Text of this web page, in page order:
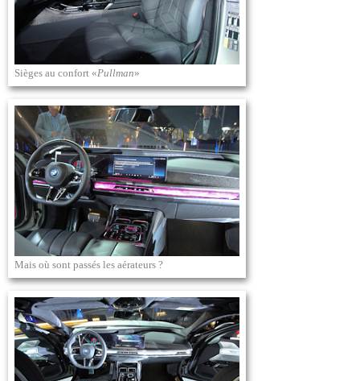
Sièges au confort «Pullman»
Mais où sont passés les aérateurs ?